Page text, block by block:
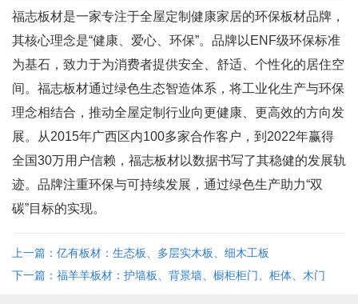
福志板材是一家专注于全屋定制健康家居的环保板材品牌，
其核心理念是“健康、爱心、环保”。品牌以ENF级环保标准
为基石，致力于为消费者提供安全、舒适、个性化的居住空
间。福志板材通过绿色生态智造体系，将工业化生产与环保
理念相结合，推动全屋定制行业向更健康、更高效的方向发
展。从2015年广西区内100多家合作客户，到2022年赢得
全国30万用户信赖，福志板材以数据书写了其稳健的发展轨
迹。品牌注重环保与可持续发展，通过绿色生产助力“双
碳”目标的实现。
上一篇：亿有板材：生态板、多层实木板、细木工板
下一篇：福羊羊板材：护墙板、背景墙、橱柜柜门、柜体、木门